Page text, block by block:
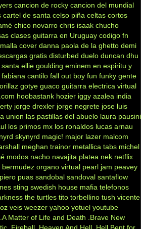
cancion de rocky cancion del mundial
cartel de santa celso piña celtas cortos
chico novarro chris isaak chucho
clases guitarra en Uruguay codigo fn
cover danna paola de la ghetto demi
gratis disturbed duelo duncan dhu
ellie goulding eminem en espiritu y
fabiana cantilo fall out boy fun funky gente
gotye guaco guitarra electrica virtual
hoobastank hozier iggy azalea india
jorge drexler jorge negrete jose luis
union las pastillas del abuelo laura pausini
los primos mx los ronaldos lucas arnau
skynyrd magic! major lazer malcom
meghan trainor metallica tabs michel
modos nacho navajita platea nek netflix
bermudez organo virtual pearl jam peavey
piero puas sandobal sandoval santaflow
sting swedish house mafia telefonos
the turtles tito torbellino tush vicente
veis weezer yahoo yotuel youtube
.A Matter of Life and Death
.Brave New